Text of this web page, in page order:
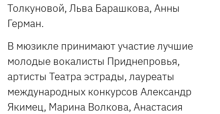
Толкуновой, Льва Барашкова, Анны
Герман.
В мюзикле принимают участие лучшие
молодые вокалисты Приднепровья,
артисты Театра эстрады, лауреаты
международных конкурсов Александр
Якимец, Марина Волкова, Анастасия